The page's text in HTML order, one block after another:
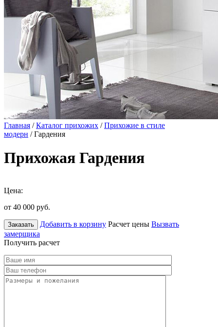
Главная /Каталог прихожих /Прихожие в стиле
модерн / Гардения
Прихожая Гардения
Цена:
от 40 000 руб.
Заказать Добавить в корзину Расчет цены Вызвать
замерщика
Получить расчет